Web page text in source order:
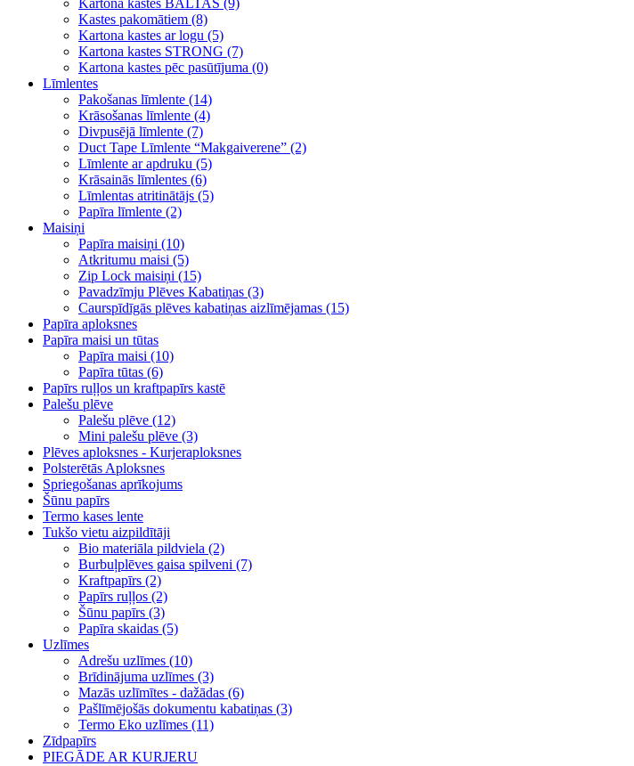
Kartona kastes BALTAS (9)
Kastes pakomātiem (8)
Kartona kastes ar logu (5)
Kartona kastes STRONG (7)
Kartona kastes pēc pasūtījuma (0)
Līmlentes
Pakošanas līmlente (14)
Krāsošanas līmlente (4)
Divpusējā līmlente (7)
Duct Tape Līmlente “Makgaiverene” (2)
Līmlente ar apdruku (5)
Krāsainās līmlentes (6)
Līmlentas atritinātājs (5)
Papīra līmlente (2)
Maisiņi
Papīra maisiņi (10)
Atkritumu maisi (5)
Zip Lock maisiņi (15)
Pavadzīmju Plēves Kabatiņas (3)
Caurspīdīgās plēves kabatiņas aizlīmējamas (15)
Papīra aploksnes
Papīra maisi un tūtas
Papīra maisi (10)
Papīra tūtas (6)
Papīrs ruļļos un kraftpapīrs kastē
Palešu plēve
Palešu plēve (12)
Mini palešu plēve (3)
Plēves aploksnes - Kurjeraploksnes
Polsterētās Aploksnes
Spriegošanas aprīkojums
Šūnu papīrs
Termo kases lente
Tukšo vietu aizpildītāji
Bio materiāla pildviela (2)
Burbuļplēves gaisa spilveni (7)
Kraftpapīrs (2)
Papīrs ruļļos (2)
Šūnu papīrs (3)
Papīra skaidas (5)
Uzlīmes
Adrešu uzlīmes (10)
Brīdinājuma uzlīmes (3)
Mazās uzlīmītes - dažādas (6)
Pašlīmējošās dokumentu kabatiņas (3)
Termo Eko uzlīmes (11)
Zīdpapīrs
PIEGĀDE AR KURJERU